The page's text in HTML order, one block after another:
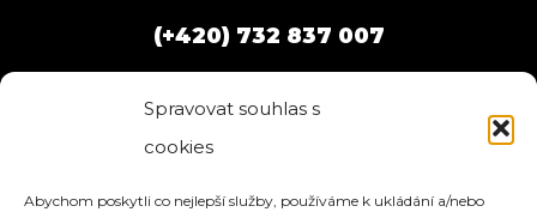
Spravovat souhlas s
cookies
Abychom poskytli co nejlepší služby, používáme k ukládání a/nebo
(+420) 732 837 007